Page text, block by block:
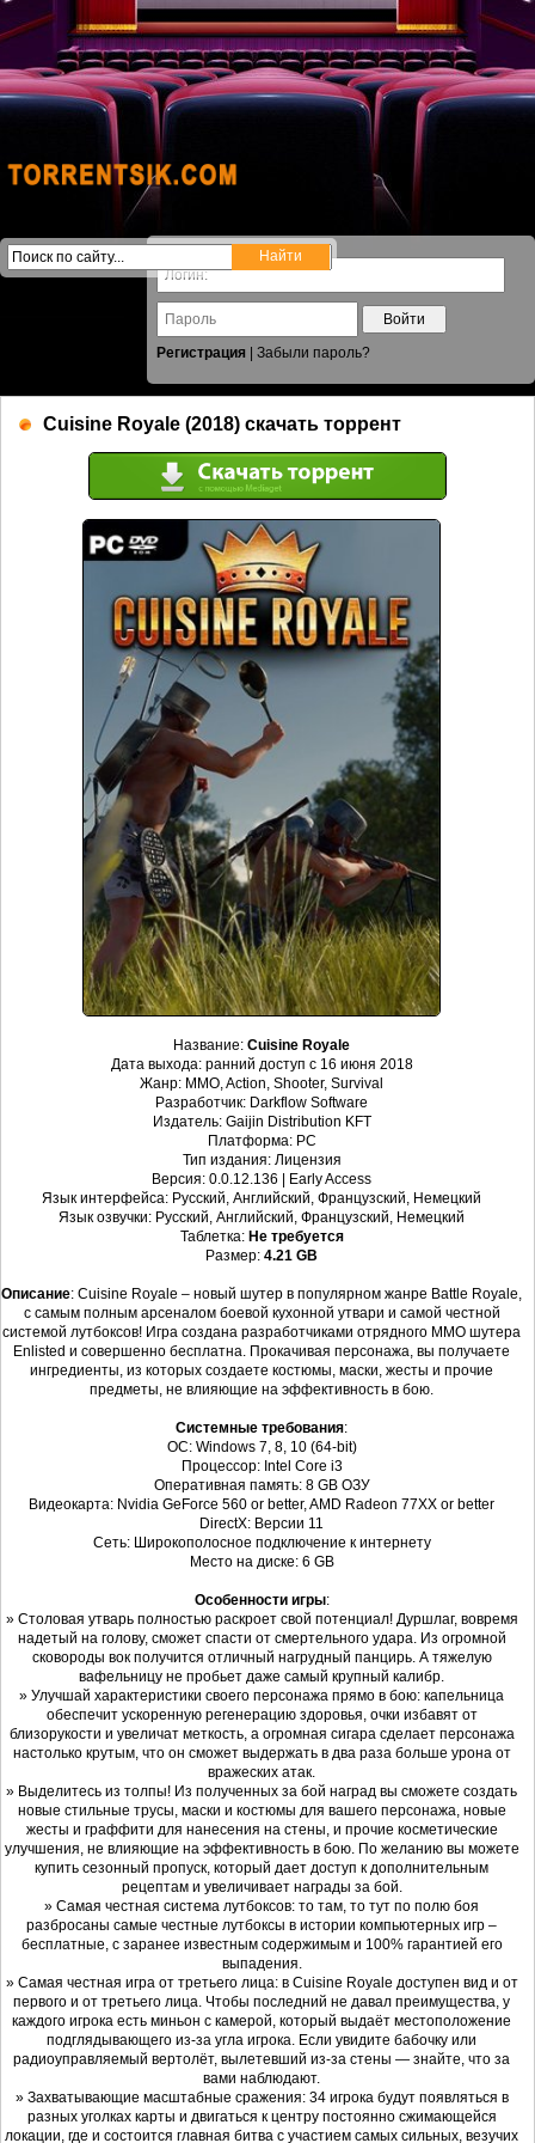
Войти
Регистрация
Забыли пароль?
Cuisine Royale (2018) скачать торрент
Название: Cuisine Royale
Дата выхода: ранний доступ с 16 июня 2018
Жанр: MMO, Action, Shooter, Survival
Разработчик: Darkflow Software
Издатель: Gaijin Distribution KFT
Платформа: PC
Тип издания: Лицензия
Версия: 0.0.12.136 | Early Access
Язык интерфейса: Русский, Английский, Французский, Немецкий
Язык озвучки: Русский, Английский, Французский, Немецкий
Таблетка: Не требуется
Размер: 4.21 GB
Описание: Cuisine Royale – новый шутер в популярном жанре Battle Royale,
с самым полным арсеналом боевой кухонной утвари и самой честной
системой лутбоксов! Игра создана разработчиками отрядного ММО шутера
Enlisted и совершенно бесплатна. Прокачивая персонажа, вы получаете
ингредиенты, из которых создаете костюмы, маски, жесты и прочие
предметы, не влияющие на эффективность в бою.
Системные требования:
ОС: Windows 7, 8, 10 (64-bit)
Процессор: Intel Core i3
Оперативная память: 8 GB ОЗУ
Видеокарта: Nvidia GeForce 560 or better, AMD Radeon 77XX or better
DirectX: Версии 11
Сеть: Широкополосное подключение к интернету
Место на диске: 6 GB
Особенности игры:
» Столовая утварь полностью раскроет свой потенциал! Дуршлаг, вовремя
надетый на голову, сможет спасти от смертельного удара. Из огромной
сковороды вок получится отличный нагрудный панцирь. А тяжелую
вафельницу не пробьет даже самый крупный калибр.
» Улучшай характеристики своего персонажа прямо в бою: капельница
обеспечит ускоренную регенерацию здоровья, очки избавят от
близорукости и увеличат меткость, а огромная сигара сделает персонажа
настолько крутым, что он сможет выдержать в два раза больше урона от
вражеских атак.
» Выделитесь из толпы! Из полученных за бой наград вы сможете создать
новые стильные трусы, маски и костюмы для вашего персонажа, новые
жесты и граффити для нанесения на стены, и прочие косметические
улучшения, не влияющие на эффективность в бою. По желанию вы можете
купить сезонный пропуск, который дает доступ к дополнительным
рецептам и увеличивает награды за бой.
» Самая честная система лутбоксов: то там, то тут по полю боя
разбросаны самые честные лутбоксы в истории компьютерных игр –
бесплатные, с заранее известным содержимым и 100% гарантией его
выпадения.
» Самая честная игра от третьего лица: в Cuisine Royale доступен вид и от
первого и от третьего лица. Чтобы последний не давал преимущества, у
каждого игрока есть миньон с камерой, который выдаёт местоположение
подглядывающего из-за угла игрока. Если увидите бабочку или
радиоуправляемый вертолёт, вылетевший из-за стены — знайте, что за
вами наблюдают.
» Захватывающие масштабные сражения: 34 игрока будут появляться в
разных уголках карты и двигаться к центру постоянно сжимающейся
локации, где и состоится главная битва с участием самых сильных, везучих